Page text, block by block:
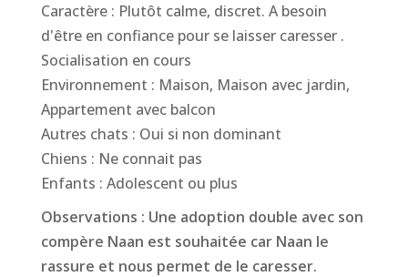
Caractère : Plutôt calme, discret. A besoin
d'être en confiance pour se laisser caresser .
Socialisation en cours
Environnement : Maison, Maison avec jardin,
Appartement avec balcon
Autres chats : Oui si non dominant
Chiens : Ne connait pas
Enfants : Adolescent ou plus
Observations : Une adoption double avec son
compère Naan est souhaitée car Naan le
rassure et nous permet de le caresser.